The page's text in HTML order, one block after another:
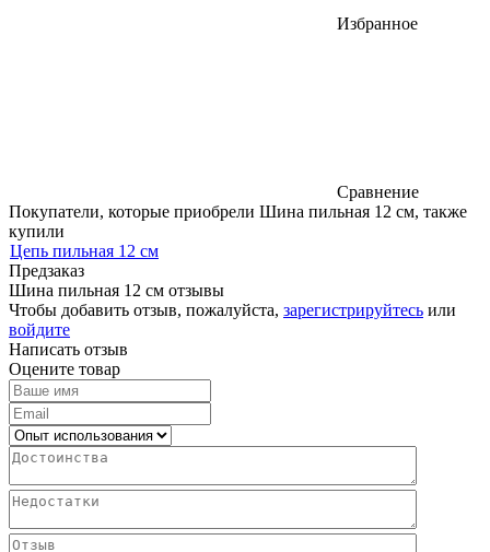
Избранное
Сравнение
Покупатели, которые приобрели Шина пильная 12 см, также
купили
Цепь пильная 12 см
Предзаказ
Шина пильная 12 см отзывы
Чтобы добавить отзыв, пожалуйста, зарегистрируйтесь или
войдите
Написать отзыв
Оцените товар